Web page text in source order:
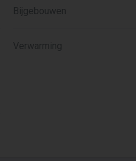
Bijgebouwen
Verwarming